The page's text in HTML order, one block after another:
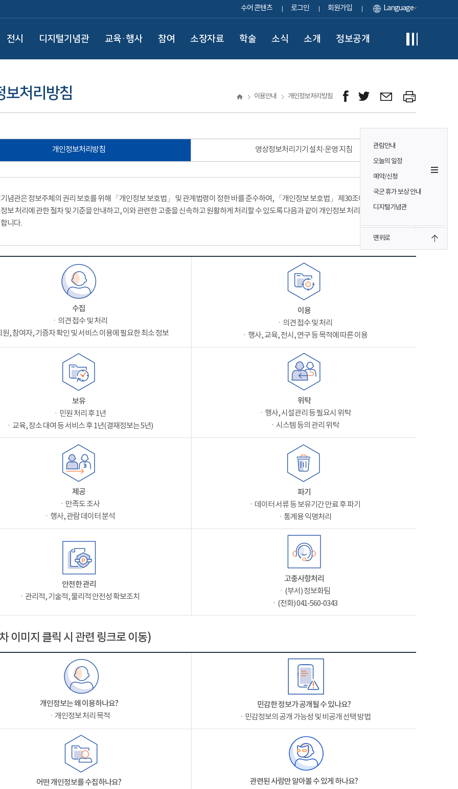
수어 콘텐츠 로그인 회원가입 Language
전시 디지털기념관 교육·행사 참여 소장자료 학술 소식 소개 정보공개
관람안내
오늘의 일정
예약/신청
국군 휴가 보상 안내
디지털기념관
맨위로
보처리방침 이용안내 개인정보처리방침
개인정보처리방침 영상정보처리기기 설치·운영 지침
념관은 정보주체의 권리 보호를 위해 「개인정보 보호법」 및 관계법령이 정한 바를 준수하여, 「개인정보 보호법」 제30조에 따라
보 처리에 관한 절차 및 기준을 안내하고, 이와 관련한 고충을 신속하고 원활하게 처리할 수 있도록 다음과 같이 개인정보 처리방침을
니다.
수집
ㆍ의견 접수 및 처리
원, 참여자, 기증자 확인 및 서비스 이용에 필요한 최소 정보
이용
ㆍ의견 접수 및 처리
ㆍ행사, 교육, 전시, 연구 등 목적에 따른 이용
보유
ㆍ민원 처리 후 1년
ㆍ교육, 장소 대여 등 서비스 후 1년(결재정보는 5년)
위탁
ㆍ행사, 시설관리 등 필요시 위탁
ㆍ시스템 등의 관리 위탁
제공
ㆍ만족도 조사
ㆍ행사, 관람 데이터 분석
파기
ㆍ데이터 서류 등 보유기간 만료 후 파기
ㆍ통계용 익명처리
안전한 관리
ㆍ관리적, 기술적, 물리적 안전성 확보조치
고충사항처리
ㆍ(부서) 정보화팀
ㆍ(전화) 041-560-0343
이미지 클릭 시 관련 링크로 이동)
개인정보는 왜 이용하나요?
ㆍ개인정보 처리 목적
민감한 정보가 공개될 수 있나요?
ㆍ민감정보의 공개 가능성 및 비공개 선택 방법
어떤 개인정보를 수집하나요?
관련된 사람만 알아볼 수 있게 하나요?